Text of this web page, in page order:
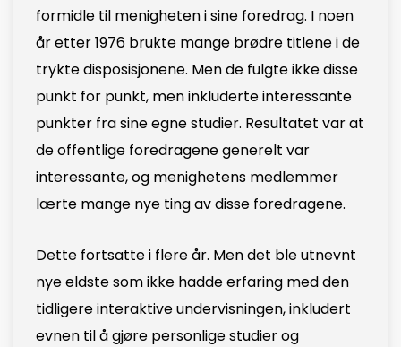
formidle til menigheten i sine foredrag. I noen
år etter 1976 brukte mange brødre titlene i de
trykte disposisjonene. Men de fulgte ikke disse
punkt for punkt, men inkluderte interessante
punkter fra sine egne studier. Resultatet var at
de offentlige foredragene generelt var
interessante, og menighetens medlemmer
lærte mange nye ting av disse foredragene.
Dette fortsatte i flere år. Men det ble utnevnt
nye eldste som ikke hadde erfaring med den
tidligere interaktive undervisningen, inkludert
evnen til å gjøre personlige studier og